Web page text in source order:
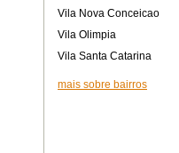
Vila Nova Conceicao
Vila Olimpia
Vila Santa Catarina
mais sobre bairros